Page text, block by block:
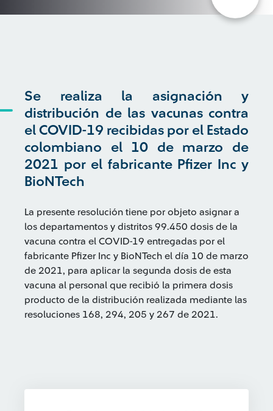
Se realiza la asignación y
distribución de las vacunas contra
el COVID-19 recibidas por el Estado
colombiano el 10 de marzo de
2021 por el fabricante Pfizer Inc y
BioNTech
La presente resolución tiene por objeto asignar a
los departamentos y distritos 99.450 dosis de la
vacuna contra el COVID-19 entregadas por el
fabricante Pfizer Inc y BioNTech el día 10 de marzo
de 2021, para aplicar la segunda dosis de esta
vacuna al personal que recibió la primera dosis
producto de la distribución realizada mediante las
resoluciones 168, 294, 205 y 267 de 2021.